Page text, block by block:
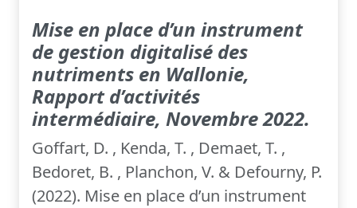
Mise en place d’un instrument
de gestion digitalisé des
nutriments en Wallonie,
Rapport d’activités
intermédiaire, Novembre 2022.
Goffart, D. , Kenda, T. , Demaet, T. ,
Bedoret, B. , Planchon, V. & Defourny, P.
(2022). Mise en place d’un instrument